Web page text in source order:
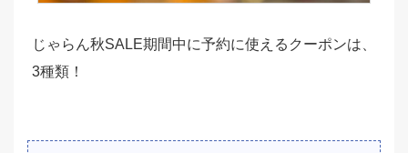
じゃらん秋SALE期間中に予約に使えるクーポンは、
3種類！